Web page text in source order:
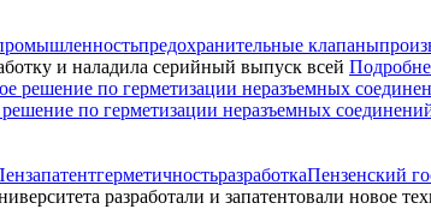
предохранительные клапаны
и наладила серийный выпуск всей
по герметизации неразъемных
патентгерметичностьразработкаПензенский
разработали и запатентовали новое